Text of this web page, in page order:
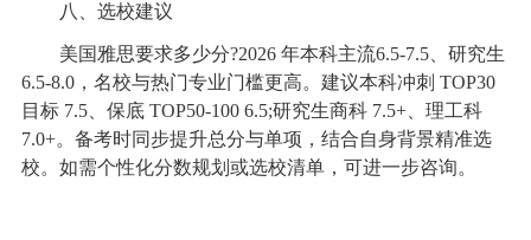
八、选校建议
美国雅思要求多少分?2026 年本科主流6.5-7.5、研究生
6.5-8.0，名校与热门专业门槛更高。建议本科冲刺 TOP30
目标 7.5、保底 TOP50-100 6.5;研究生商科 7.5+、理工科
7.0+。备考时同步提升总分与单项，结合自身背景精准选
校。如需个性化分数规划或选校清单，可进一步咨询。